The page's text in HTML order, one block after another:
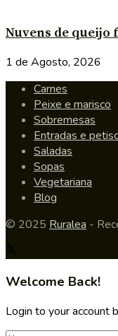
Nuvens de queijo
1 de Agosto, 2026
Carnes
Peixe e marisco
Sobremesas
Entradas e
Saladas
Sopas
Vegetariana
Blog
© 2025 Ruralea -
Welcome Back!
Login to your account